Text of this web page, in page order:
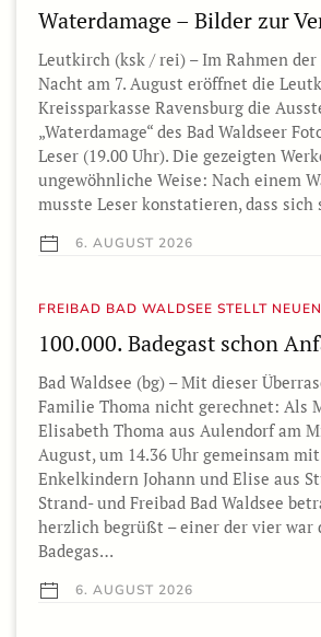
Waterdamage – Bilder zur
Leutkirch (ksk / rei) – Im Rahmen
Nacht am 7. August eröffnet die
Kreissparkasse Ravensburg die
„Waterdamage“ des Bad Waldseer
Leser (19.00 Uhr). Die gezeigten
ungewöhnliche Weise: Nach einem
musste Leser konstatieren, dass
6. AUGUST 2026
FREIBAD BAD WALDSEE STELLT
100.000. Badegast schon
Bad Waldsee (bg) – Mit dieser
Familie Thoma nicht gerechnet: Als
Elisabeth Thoma aus Aulendorf am
August, um 14.36 Uhr gemeinsam
Enkelkindern Johann und Elise aus
Strand- und Freibad Bad Waldsee
herzlich begrüßt – einer der vier war
Badegas…
6. AUGUST 2026